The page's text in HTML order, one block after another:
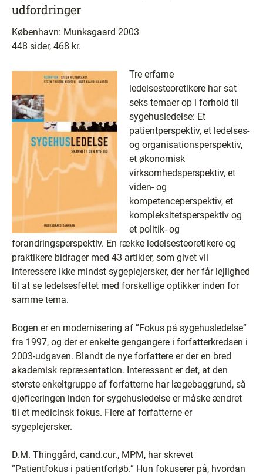
udfordringer
København: Munksgaard 2003
448 sider, 468 kr.
Tre erfarne
ledelsesteoretikere har sat
seks temaer op i forhold til
sygehusledelse: Et
patientperspektiv, et ledelses-
og organisationsperspektiv,
et økonomisk
virksomhedsperspektiv, et
viden- og
kompetenceperspektiv, et
kompleksitetsperspektiv og
et politik- og
forandringsperspektiv. En række ledelsesteoretikere og
praktikere bidrager med 43 artikler, som givet vil
interessere ikke mindst sygeplejersker, der her får lejlighed
til at se ledelsesfeltet med forskellige optikker inden for
samme tema.
Bogen er en modernisering af ”Fokus på sygehusledelse”
fra 1997, og der er enkelte gengangere i forfatterkredsen i
2003-udgaven. Blandt de nye forfattere er der en bred
akademisk repræsentation. Interessant er det, at den
største enkeltgruppe af forfatterne har lægebaggrund, så
djøficeringen inden for sygehusledelse er måske ændret
til et medicinsk fokus. Flere af forfatterne er
sygeplejersker.
D.M. Thinggård, cand.cur., MPM, har skrevet
”Patientfokus i patientforløb.” Hun fokuserer på, hvordan